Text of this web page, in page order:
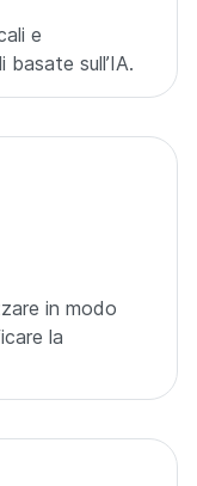
e
sull’IA.
in modo
la